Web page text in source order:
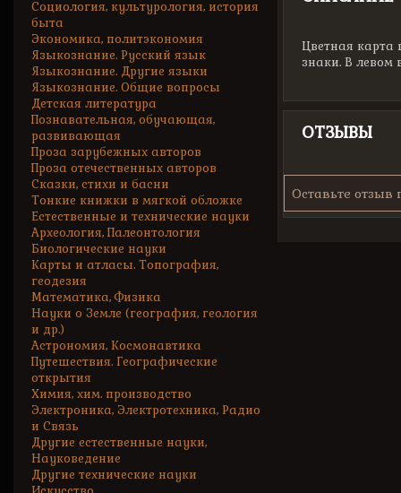
Социология, культурология, история
быта
Экономика, политэкономия
Языкознание. Русский язык
Языкознание. Другие языки
Языкознание. Общие вопросы
Детская литература
Познавательная, обучающая,
развивающая
Проза зарубежных авторов
Проза отечественных авторов
Сказки, стихи и басни
Тонкие книжки в мягкой обложке
Естественные и технические науки
Археология, Палеонтология
Биологические науки
Карты и атласы. Топография,
геодезия
Математика, Физика
Науки о Земле (география, геология
и др.)
Астрономия, Космонавтика
Путешествия. Географические
открытия
Химия, хим. производство
Электроника, Электротехника, Радио
и Связь
Другие естественные науки,
Науковедение
Другие технические науки
Цветная карта
знаки. В левом
ОТЗЫВЫ
Оставьте отзыв